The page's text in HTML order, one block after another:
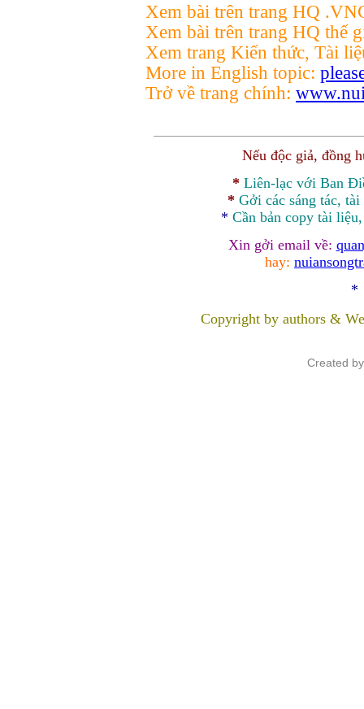
Xem bài trên trang HQ
Xem bài trên trang HQ thế
Xem trang Kiến thức, Tài
More in English topic:
Trở về trang chính:
Nếu độc giả, đồng
* Liên-lạc với Ban
* Gởi các sáng tác,
* Cần bản copy tài
Xin gởi email về:
hay:
*
Copyright by authors &
Created